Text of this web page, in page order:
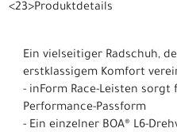
<23>Produktdetails
Ein vielseitiger Radschuh,
erstklassigem Komfort
- inForm Race-Leisten
Performance-Passform
- Ein einzelner BOA® L6-